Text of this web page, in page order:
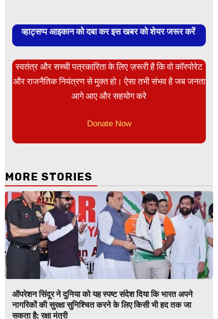
व्हाट्सप्प आइकान को दबा कर इस खबर को शेयर जरूर करें
स्वतंत्र और सच्ची पत्रकारिता के लिए ज़रूरी है कि वो कॉरपोरेट
और राजनैतिक नियंत्रण से मुक्त हो। ऐसा तभी संभव है जब जनता
आगे आए और सहयोग करे
Donate Now
MORE STORIES
ऑपरेशन सिंदूर ने दुनिया को यह स्पष्ट संदेश दिया कि भारत अपने
नागरिकों की सुरक्षा सुनिश्चित करने के लिए किसी भी हद तक जा
सकता है: रक्षा मंत्री